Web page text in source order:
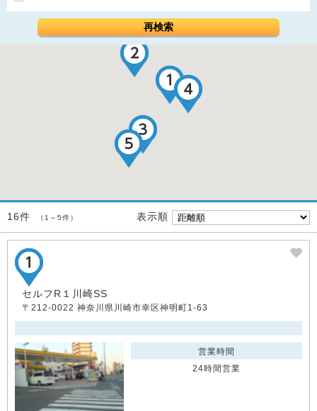
再検索
16件 （1～5件） 表示順
セルフR１川崎SS
〒212-0022 神奈川県川崎市幸区神明町1-63
営業時間
24時間営業